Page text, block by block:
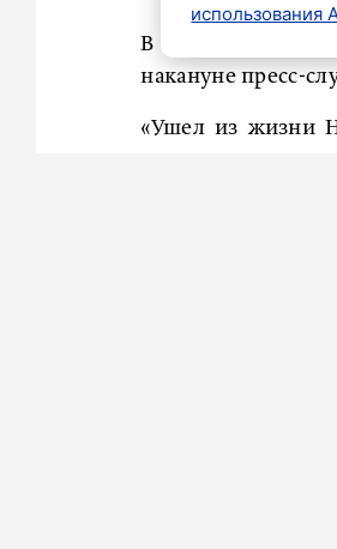
В возрасте 87
накануне пресс-
«Ушел из жизни
использования